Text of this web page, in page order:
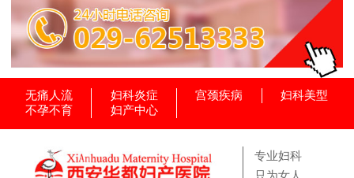
无痛人流 妇科炎症 宫颈疾病
妇科美型
不孕不育
妇产中心
专业妇科